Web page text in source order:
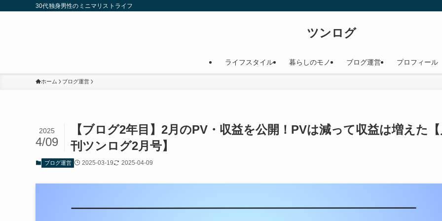
30代独身男性のミニマリストライフ
ツンログ
ライフスタイル 暮らしのモノ ブログ運営 プロフィール
ホーム ブログ運営
【ブログ2年目】2月のPV・収益を公開！PVは減って収益は増えた
刊ツンログ2月号】
2025
4/09
ブログ運営 2025-03-19 2025-04-09